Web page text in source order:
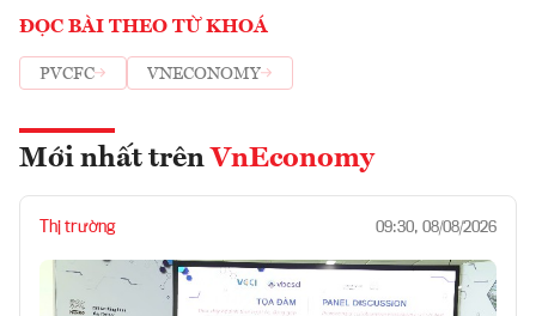
ĐỌC BÀI THEO TỪ KHOÁ
PVCFC VNECONOMY
Mới nhất trên VnEconomy
Thị trường 09:30, 08/08/2026